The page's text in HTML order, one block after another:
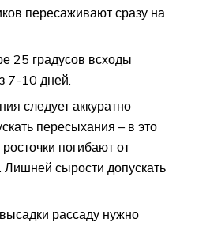
пересаживают сразу на
25 градусов всходы
7-10 дней.
следует аккуратно
пересыхания – в это
погибают от
Лишней сырости допускать
рассаду нужно